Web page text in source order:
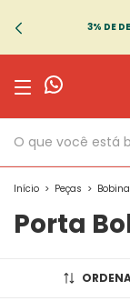
3% DE
Início > Peças >
Porta